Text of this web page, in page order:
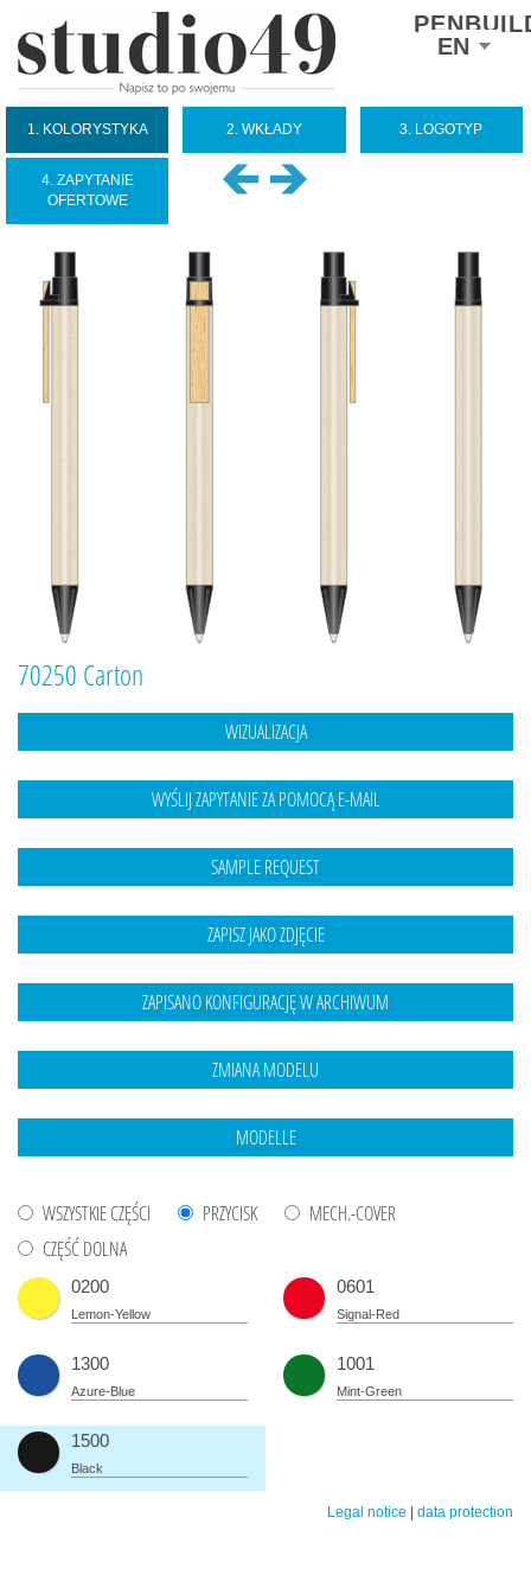
Select
yourEN
1. KOLORYSTYKA 2. WKŁADY 3. LOGOTYP
4. ZAPYTANIE
OFERTOWE
70250 Carton
WSZYSTKIE CZĘŚCI PRZYCISK
MECH.-COVER
CZĘŚĆ DOLNA
0200
Lemon-Yellow
0601
Signal-Red
1300
Azure-Blue
1001
Mint-Green
1500
Black
Legal notice data protection